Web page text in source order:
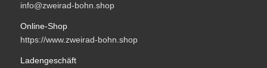
info@zweirad-bohn.shop
Online-Shop
https://www.zweirad-bohn.shop
Ladengeschäft